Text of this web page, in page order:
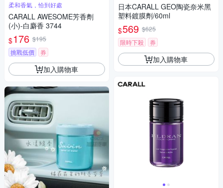
柔和香氣，恰到好處
CARALL AWESOME芳香劑
(小)-白麝香 3744
$176 $195
挑戰低價
券
加入購物車
日本CARALL GEO陶瓷奈米黑
塑料鍍膜劑/60ml
$569 $625
限時下殺
券
加入購物車